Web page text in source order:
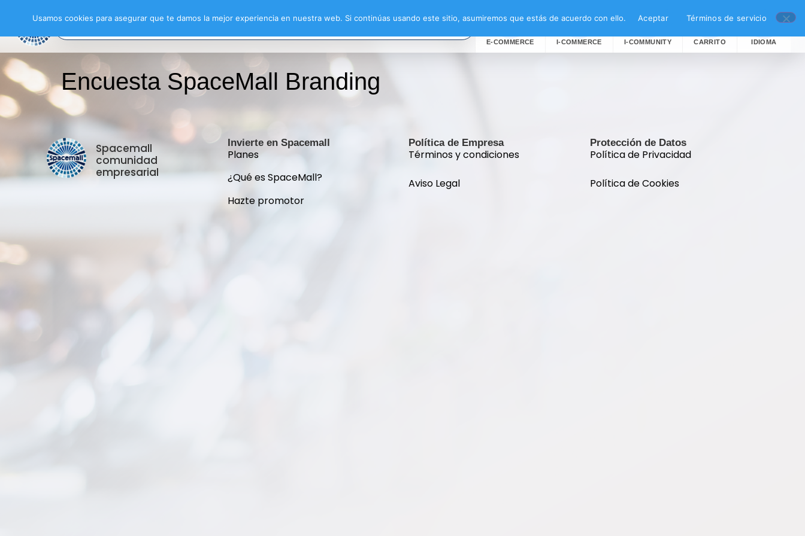
E-COMMERCE I-COMMERCE I-COMMUNITY CARRITO IDIOMA
Encuesta SpaceMall Branding
Spacemall
comunidad
empresarial
Invierte en Spacemall
Planes
¿Qué es SpaceMall?
Hazte promotor
Política de Empresa
Términos y condiciones
Aviso Legal
Protección de Datos
Política de Privacidad
Política de Cookies
Usamos cookies para asegurar que te damos la mejor experiencia en nuestra web. Si continúas usando este sitio, asumiremos que estás de acuerdo con ello. Aceptar Términos de servicio